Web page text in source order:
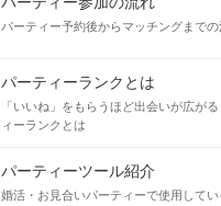
パーティー予約後からマッチングまで
パーティーランクとは
「いいね」をもらうほど出会いが広が
ィーランクとは
パーティーツール紹介
婚活・お見合いパーティーで使用して